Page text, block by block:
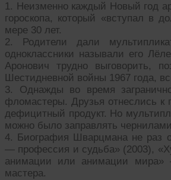
1. Неизменно каждый Новый год
гороскопа, который «вступал в
мере 30 лет.
2. Родители дали
одноклассники называли его
Аронович трудно выговорить,
Шестидневной войны 1967 года,
3. Однажды во время
фломастеры. Друзья отнеслись к
дефицитный продукт. Но
можно было заправлять
4. Биография Шварцмана не раз
— профессия и судьба» (2003),
анимации или анимации мира»
мастера.